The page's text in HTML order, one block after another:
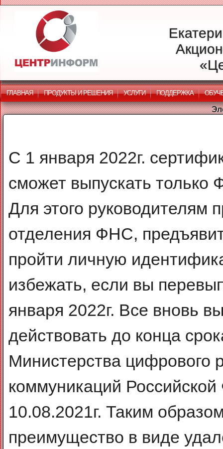
ГЛАВНАЯ ПРОДУКТЫ И РЕШЕНИЯ УСЛУГИ ПОДДЕРЖКА
С 1 января 2022г.
сможет выпускать
Для этого руководителям
отделения ФНС,
пройти личную
избежать, если вы
января 2022г. Все вновь
действовать до конца
Министерства цифрового
коммуникаций
10.08.2021г. Таким
преимущество в виде